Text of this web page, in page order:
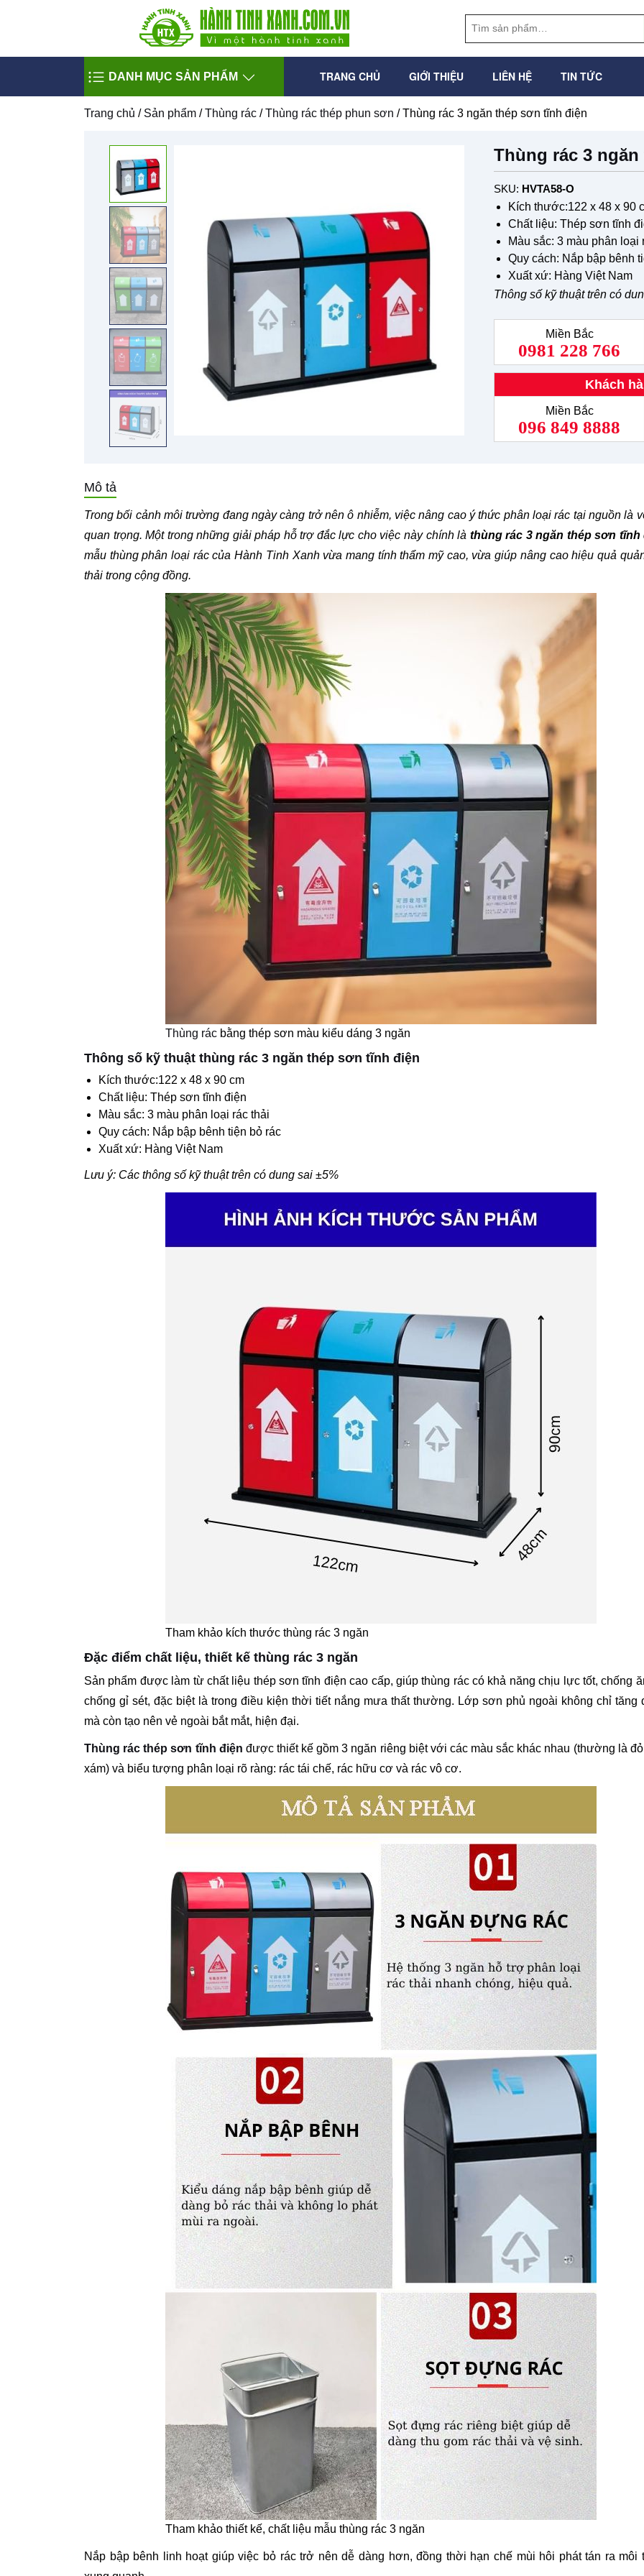
DANH MỤC SẢN PHẨM TRANG CHỦ GIỚI THIỆU LIÊN HỆ TIN TỨC
Trang chủ / Sản phẩm /Thùng rác /Thùng rác thép phun sơn / Thùng rác 3 ngăn thép sơn tĩnh điện
Thùng rác 3
SKU: HVTA58-O
Kích thước:122 x 48 x 90
Chất liệu: Thép sơn tĩnh
Màu sắc: 3 màu phân loại
Quy cách: Nắp bập bênh
Xuất xứ: Hàng Việt Nam
Thông số kỹ thuật trên có
Miền Bắc
0981 228 766
Khách
Miền Bắc
096 849 8888
Mô tả
Trong bối cảnh môi trường đang ngày càng trở nên ô nhiễm, việc nâng cao ý thức phân loại rác tại nguồn là
quan trọng. Một trong những giải pháp hỗ trợ đắc lực cho việc này chính là thùng rác 3 ngăn thép sơn tĩnh
mẫu thùng phân loại rác của Hành Tinh Xanh vừa mang tính thẩm mỹ cao, vừa giúp nâng cao hiệu quả
thải trong cộng đồng.
Thùng rácbằng thép sơn màu kiểu dáng 3 ngăn
Thông số kỹ thuật thùng rác 3 ngăn thép sơn tĩnh điện
Kích thước:122 x 48 x 90 cm
Chất liệu: Thép sơn tĩnh điện
Màu sắc: 3 màu phân loại rác thải
Quy cách: Nắp bập bênh tiện bỏ rác
Xuất xứ: Hàng Việt Nam
Lưu ý: Các thông số kỹ thuật trên có dung sai ±5%
Tham khảo kích thước thùng rác 3 ngăn
Đặc điểm chất liệu, thiết kế thùng rác 3 ngăn
Sản phẩm được làm từ chất liệu thép sơn tĩnh điện cao cấp, giúp thùng rác có khả năng chịu lực tốt, chống
chống gỉ sét, đặc biệt là trong điều kiện thời tiết nắng mưa thất thường. Lớp sơn phủ ngoài không chỉ tăng
mà còn tạo nên vẻ ngoài bắt mắt, hiện đại.
Thùng rác thép sơn tĩnh điện được thiết kế gồm 3 ngăn riêng biệt với các màu sắc khác nhau (thường là
xám) và biểu tượng phân loại rõ ràng: rác tái chế, rác hữu cơ và rác vô cơ.
Tham khảo thiết kế, chất liệu mẫu thùng rác 3 ngăn
Nắp bập bênh linh hoạt giúp việc bỏ rác trở nên dễ dàng hơn, đồng thời hạn chế mùi hôi phát tán ra môi